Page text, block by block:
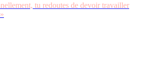
tu redoutes de devoir travailler